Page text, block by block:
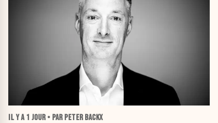
IL Y A 1 JOUR• PAR PETER BACKX